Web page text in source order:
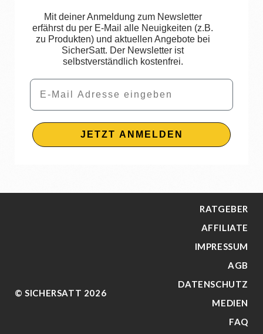
Mit deiner Anmeldung zum Newsletter
erfährst du per E-Mail alle Neuigkeiten (z.B.
zu Produkten) und aktuellen Angebote bei
SicherSatt. Der Newsletter ist
selbstverständlich kostenfrei.
Email
JETZT ANMELDEN
© SICHERSATT 2026
RATGEBER
AFFILIATE
IMPRESSUM
AGB
DATENSCHUTZ
MEDIEN
FAQ